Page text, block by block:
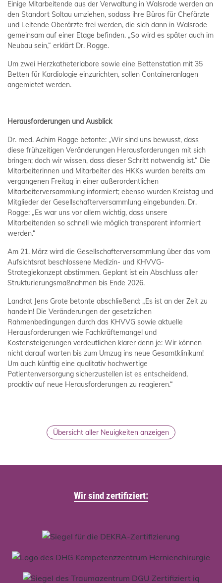
Einige Mitarbeitende aus der Verwaltung in Walsrode werden an
den Standort Soltau umziehen, sodass ihre Büros für Chefärzte
und Leitende Oberärzte frei werden, die sich dann in Walsrode
gemeinsam auf einer Etage befinden. „So wird es später auch im
Neubau sein,“ erklärt Dr. Rogge.
Um zwei Herzkatheterlabore sowie eine Bettenstation mit 35
Betten für Kardiologie einzurichten, sollen Containeranlagen
angemietet werden.
Herausforderungen und Ausblick
Dr. med. Achim Rogge betonte: „Wir sind uns bewusst, dass
diese frühzeitigen Veränderungen Herausforderungen mit sich
bringen; doch wir wissen, dass dieser Schritt notwendig ist.“ Die
Mitarbeiterinnen und Mitarbeiter des HKKs wurden bereits am
vergangenen Freitag in einer außerordentlichen
Mitarbeiterversammlung informiert; ebenso wurden Kreistag und
Mitglieder der Gesellschafterversammlung eingebunden. Dr.
Rogge: „Es war uns vor allem wichtig, dass unsere
Mitarbeitenden so schnell wie möglich transparent informiert
werden.“
Am 21. März wird die Gesellschafterversammlung über das vom
Aufsichtsrat beschlossene Medizin- und KHVVG-
Strategiekonzept abstimmen. Geplant ist ein Abschluss aller
Strukturierungsmaßnahmen bis Ende 2026.
Landrat Jens Grote betonte abschließend: „Es ist an der Zeit zu
handeln! Die Veränderungen der gesetzlichen
Rahmenbedingungen durch das KHVVG sowie aktuelle
Herausforderungen wie Fachkräftemangel und
Kostensteigerungen verdeutlichen klarer denn je: Wir können
nicht darauf warten bis zum Umzug ins neue Gesamtklinikum!
Um auch künftig eine qualitativ hochwertige
Patientenversorgung sicherzustellen ist es entscheidend,
proaktiv auf neue Herausforderungen zu reagieren.“
Übersicht aller Neuigkeiten anzeigen
Wir sind zertifiziert: